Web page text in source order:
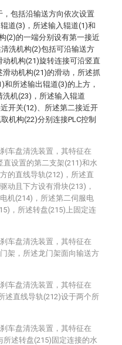
包括沿输送方向依次设置
道(3)，所述输入辊道(1)和
(2)的一端分别设有第一接近
洗机构(2)包括可沿输送方
机构(21)旋转连接可沿竖直
动机构(21)的滑动，所述抓
所述输出辊道(3)的上方，
机(23)，所述输入辊道
开关(12)、所述第二接近开
机构(22)分别连接PLC控制
车盘清洗装置，其特征在
设置的第二支架(211)和水
的直线导轨(212)，所述直
动且下方设有滑块(213)，
机(214)，所述第二伺服电
，所述转盘(215)上固定连
车盘清洗装置，其特征在
架，所述龙门架面向输送方
车盘清洗装置，其特征在
述直线导轨(212)设于两个所
车盘清洗装置，其特征在
述转盘(215)固定连接的水